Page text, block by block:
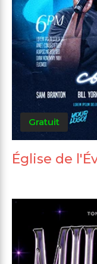
Gratuit
Église de